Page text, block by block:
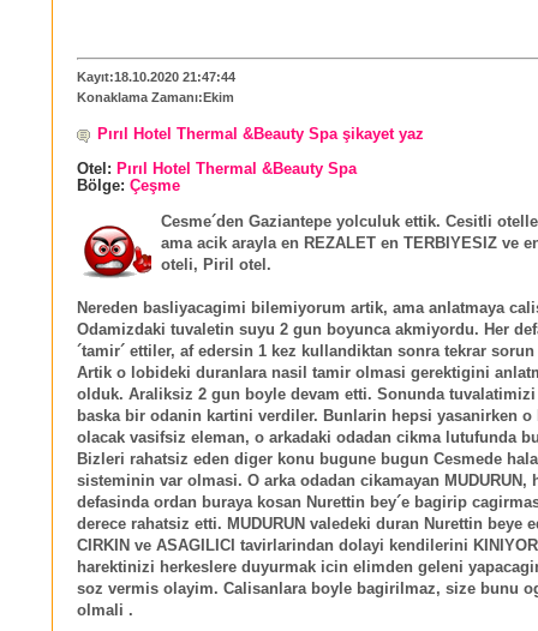
Kayıt:18.10.2020 21:47:44
Konaklama Zamanı:Ekim
Pırıl Hotel Thermal &Beauty Spa şikayet yaz
Otel: Pırıl Hotel Thermal &Beauty Spa
Bölge: Çeşme
Cesme´den Gaziantepe yolculuk ettik. Cesitli
ama acik arayla en REZALET en TERBIYESIZ ve
oteli, Piril otel.
Nereden basliyacagimi bilemiyorum artik, ama anlatmaya
Odamizdaki tuvaletin suyu 2 gun boyunca akmiyordu. Her
´tamir´ ettiler, af edersin 1 kez kullandiktan sonra tekrar
Artik o lobideki duranlara nasil tamir olmasi gerektigini
olduk. Araliksiz 2 gun boyle devam etti. Sonunda
baska bir odanin kartini verdiler. Bunlarin hepsi yasanirken o
olacak vasifsiz eleman, o arkadaki odadan cikma lutufunda
Bizleri rahatsiz eden diger konu bugune bugun Cesmede hala
sisteminin var olmasi. O arka odadan cikamayan MUDURUN,
defasinda ordan buraya kosan Nurettin bey´e bagirip
derece rahatsiz etti. MUDURUN valedeki duran Nurettin beye
CIRKIN ve ASAGILICI tavirlarindan dolayi kendilerini
harektinizi herkeslere duyurmak icin elimden geleni
soz vermis olayim. Calisanlara boyle bagirilmaz, size bunu
olmali .